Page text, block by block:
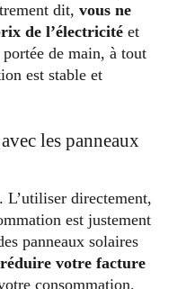
dit, vous ne
de l’électricité et
de main, à tout
est stable et
les panneaux
L’utiliser directement,
est justement
panneaux solaires
réduire votre facture
consommation.